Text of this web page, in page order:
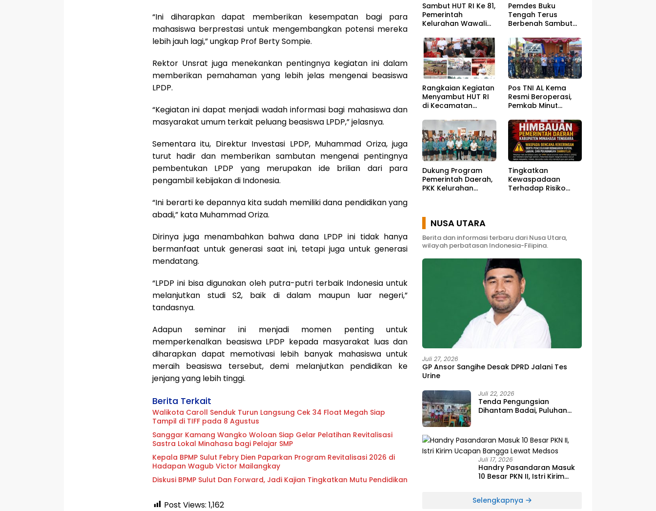
“Ini diharapkan dapat memberikan kesempatan bagi para
mahasiswa berprestasi untuk mengembangkan potensi mereka
lebih jauh lagi,” ungkap Prof Berty Sompie.
Rektor Unsrat juga menekankan pentingnya kegiatan ini dalam
memberikan pemahaman yang lebih jelas mengenai beasiswa
LPDP.
“Kegiatan ini dapat menjadi wadah informasi bagi mahasiswa dan
masyarakat umum terkait peluang beasiswa LPDP,” jelasnya.
Sementara itu, Direktur Investasi LPDP, Muhammad Oriza, juga
turut hadir dan memberikan sambutan mengenai pentingnya
pembentukan LPDP yang merupakan ide brilian dari para
pengambil kebijakan di Indonesia.
“Ini berarti ke depannya kita sudah memiliki dana pendidikan yang
abadi,” kata Muhammad Oriza.
Dirinya juga menambahkan bahwa dana LPDP ini tidak hanya
bermanfaat untuk generasi saat ini, tetapi juga untuk generasi
mendatang.
“LPDP ini bisa digunakan oleh putra-putri terbaik Indonesia untuk
melanjutkan studi S2, baik di dalam maupun luar negeri,”
tandasnya.
Adapun seminar ini menjadi momen penting untuk
memperkenalkan beasiswa LPDP kepada masyarakat luas dan
diharapkan dapat memotivasi lebih banyak mahasiswa untuk
meraih beasiswa tersebut, demi melanjutkan pendidikan ke
jenjang yang lebih tinggi.
Berita Terkait
Walikota Caroll Senduk Turun Langsung Cek 34 Float Megah Siap
Tampil di TIFF pada 8 Agustus
Sanggar Kamang Wangko Woloan Siap Gelar Pelatihan Revitalisasi
Sastra Lokal Minahasa bagi Pelajar SMP
Kepala BPMP Sulut Febry Dien Paparkan Program Revitalisasi 2026 di
Hadapan Wagub Victor Mailangkay
Diskusi BPMP Sulut Dan Forward, Jadi Kajian Tingkatkan Mutu Pendidikan
Post Views: 1,162
Sambut HUT RI Ke 81,
Pemerintah
Kelurahan Wawali
Bersih
Pemdes Buku
Tengah Terus
Berbenah Sambut
Rangkaian Kegiatan
Menyambut HUT RI
di Kecamatan
Buka
Pos TNI AL Kema
Resmi Beroperasi,
Pemkab Minut
Perlindungan
Nelayan Meningkat
Dukung Program
Pemerintah Daerah,
PKK Kelurahan
Pemberdayaan
Masyarakat
Tingkatkan
Kewaspadaan
Terhadap Risiko
NUSA UTARA
Berita dan informasi terbaru dari Nusa Utara,
wilayah perbatasan Indonesia-Filipina.
Juli 27, 2026
GP Ansor Sangihe Desak DPRD Jalani Tes
Urine
Juli 22, 2026
Tenda Pengungsian
Dihantam Badai, Puluhan
Juli 17, 2026
Handry Pasandaran Masuk
10 Besar PKN II, Istri Kirim
Selengkapnya